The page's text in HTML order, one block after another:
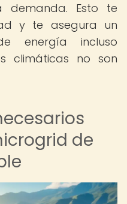
Esto te
y te asegura un
energía incluso
climáticas no son
de